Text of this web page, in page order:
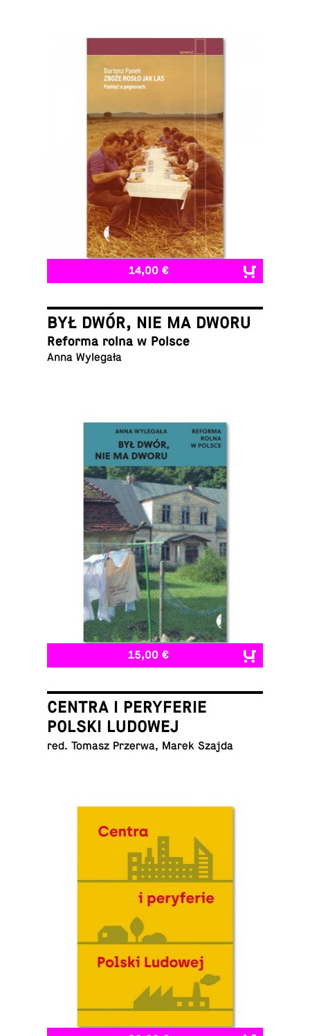
14,00 €
BYŁ DWÓR, NIE MA DWORU
Reforma rolna w Polsce
Anna Wylegała
15,00 €
CENTRA I PERYFERIE
POLSKI LUDOWEJ
red. Tomasz Przerwa, Marek Szajda